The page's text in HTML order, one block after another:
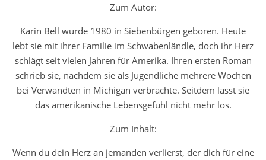
Zum Autor:
Karin Bell wurde 1980 in Siebenbürgen geboren. Heute
lebt sie mit ihrer Familie im Schwabenländle, doch ihr Herz
schlägt seit vielen Jahren für Amerika. Ihren ersten Roman
schrieb sie, nachdem sie als Jugendliche mehrere Wochen
bei Verwandten in Michigan verbrachte. Seitdem lässt sie
das amerikanische Lebensgefühl nicht mehr los.
Zum Inhalt:
Wenn du dein Herz an jemanden verlierst, der dich für eine